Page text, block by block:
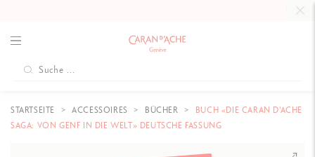
STARTSEITE ACCESSOIRES BÜCHER
BUCH «DIE CARAN D'ACHE
SAGA: VON GENF IN DIE WELT» DEUTSCHE FASSUNG